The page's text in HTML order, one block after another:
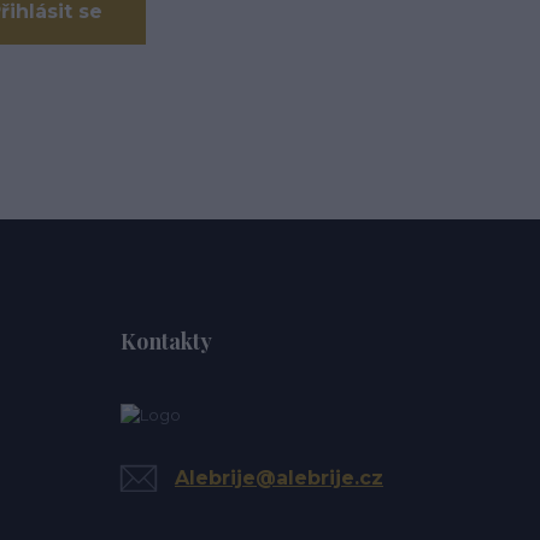
se
Kontakty
Alebrije@alebrije.cz